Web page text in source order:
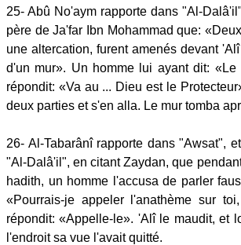
25- Abû No'aym rapporte dans "Al-
père de Ja'far Ibn Mohammad que:
une altercation, furent amenés devant
d'un mur». Un homme lui ayant dit: «Le
répondit: «Va au ... Dieu est le
deux parties et s'en alla. Le mur tomba
26- Al-Tabarânî rapporte dans "Awsat",
"Al-Dalâ'il", en citant Zaydan, que
hadith, un homme l'accusa de parler
«Pourrais-je appeler l'anathème sur
répondit: «Appelle-le». 'Alî le maudit, et
l'endroit sa vue l'avait quitté.